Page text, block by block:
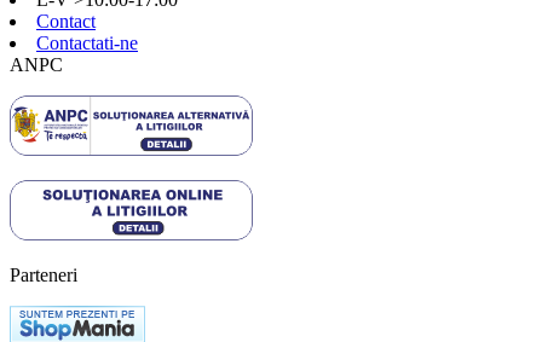
Contact
Contactati-ne
ANPC
Parteneri